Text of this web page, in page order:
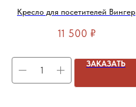
Кресло для посетителей Вингер
11 500 ₽
ЗАКАЗАТЬ